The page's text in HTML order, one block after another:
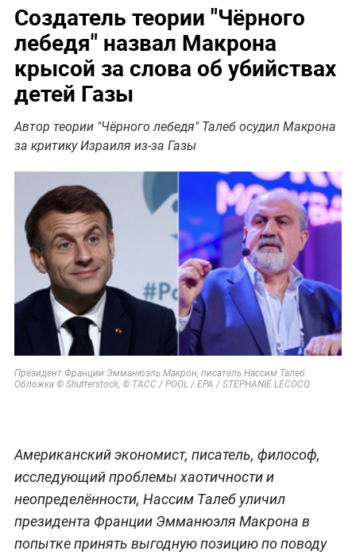
Создатель теории "Чёрного
лебедя" назвал Макрона
крысой за слова об убийствах
детей Газы
Автор теории "Чёрного лебедя" Талеб осудил Макрона
за критику Израиля из-за Газы
Президент Франции Эмманюэль Макрон, писатель Нассим Талеб.
Обложка © Shutterstock, © ТАСС / POOL / EPA / STEPHANIE LECOCQ
Американский экономист, писатель, философ,
исследующий проблемы хаотичности и
неопределённости, Нассим Талеб уличил
президента Франции Эмманюэля Макрона в
попытке принять выгодную позицию по поводу